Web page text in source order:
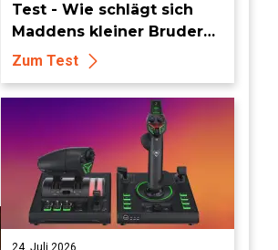
Test - Wie schlägt sich
Maddens kleiner Bruder
dieses Jahr?
Zum Test
24. Juli 2026